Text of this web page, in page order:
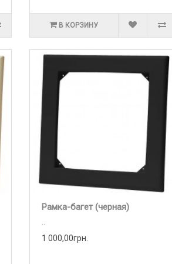
В КОРЗИНУ
Рамка-багет (черная)
1 000,00грн.